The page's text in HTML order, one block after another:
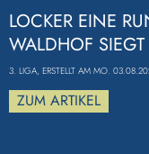
LOCKER EINE
WALDHOF
3. LIGA, ERSTELLT AM MO.
ZUM ARTIKEL